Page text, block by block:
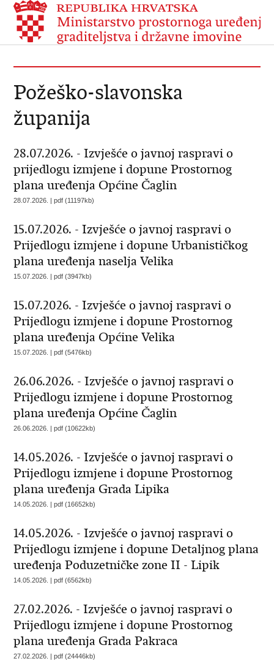
Požeško-slavonska
županija
28.07.2026. - Izvješće o javnoj raspravi o
prijedlogu izmjene i dopune Prostornog
plana uređenja Općine Čaglin
28.07.2026. | pdf (11197kb)
15.07.2026. - Izvješće o javnoj raspravi o
Prijedlogu izmjene i dopune Urbanističkog
plana uređenja naselja Velika
15.07.2026. | pdf (3947kb)
15.07.2026. - Izvješće o javnoj raspravi o
Prijedlogu izmjene i dopune Prostornog
plana uređenja Općine Velika
15.07.2026. | pdf (5476kb)
26.06.2026. - Izvješće o javnoj raspravi o
Prijedlogu izmjene i dopune Prostornog
plana uređenja Općine Čaglin
26.06.2026. | pdf (10622kb)
14.05.2026. - Izvješće o javnoj raspravi o
Prijedlogu izmjene i dopune Prostornog
plana uređenja Grada Lipika
14.05.2026. | pdf (16652kb)
14.05.2026. - Izvješće o javnoj raspravi o
Prijedlogu izmjene i dopune Detaljnog plana
uređenja Poduzetničke zone II - Lipik
14.05.2026. | pdf (6562kb)
27.02.2026. - Izvješće o javnoj raspravi o
Prijedlogu izmjene i dopune Prostornog
plana uređenja Grada Pakraca
27.02.2026. | pdf (24446kb)